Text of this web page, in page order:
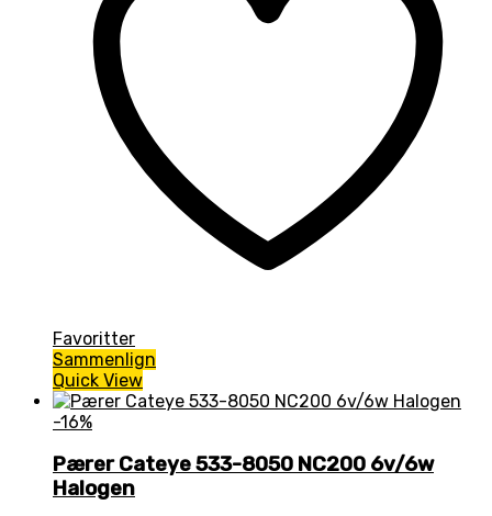
Favoritter
Sammenlign
Quick View
-16%
Pærer Cateye 533-8050 NC200 6v/6w
Halogen